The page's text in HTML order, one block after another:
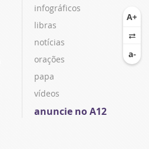
infográficos
libras
notícias
orações
papa
vídeos
anuncie no A12